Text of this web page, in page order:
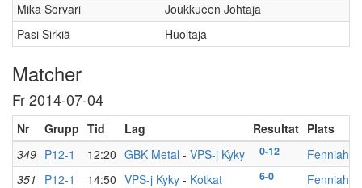
Mika Sorvari
Joukkueen Johtaja
Pasi Sirkiä
Huoltaja
Matcher
Fr 2014-07-04
Nr Grupp Tid Lag Resultat Plats
349 P12-1 12:20 GBK Metal - VPS-j Kyky 0-12
351 P12-1 14:50 VPS-j Kyky - Kotkat 6-0